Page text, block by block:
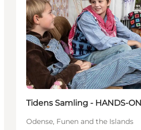
Tidens Samling - HANDS-
Odense, Funen and the Islands